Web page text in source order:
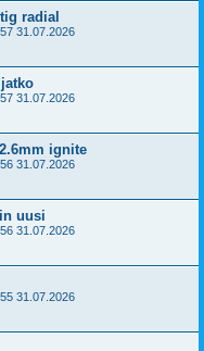
radial
31.07.2026
31.07.2026
ignite
31.07.2026
uusi
31.07.2026
31.07.2026